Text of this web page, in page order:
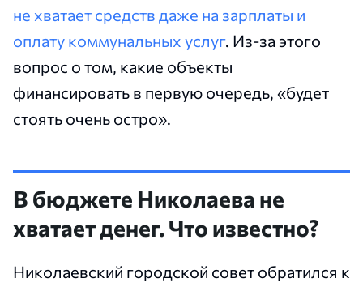
не хватает средств даже на зарплаты и
оплату коммунальных услуг. Из-за этого
вопрос о том, какие объекты
финансировать в первую очередь, «будет
стоять очень остро».
В бюджете Николаева не
хватает денег. Что известно?
Николаевский городской совет обратился к